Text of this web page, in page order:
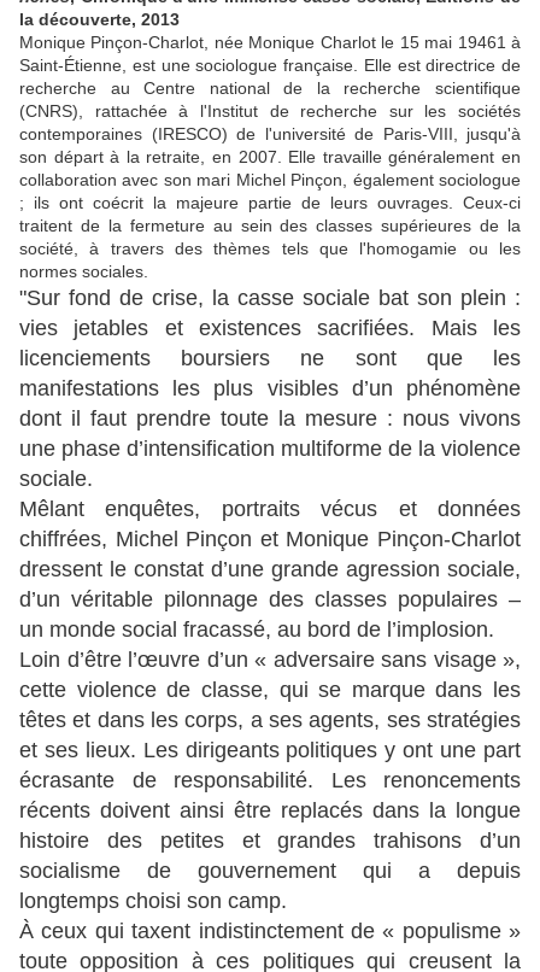
la découverte, 2013
Monique Pinçon-Charlot, née Monique Charlot le 15 mai 19461 à
Saint-Étienne, est une sociologue française. Elle est directrice de
recherche au Centre national de la recherche scientifique
(CNRS), rattachée à l'Institut de recherche sur les sociétés
contemporaines (IRESCO) de l'université de Paris-VIII, jusqu'à
son départ à la retraite, en 2007. Elle travaille généralement en
collaboration avec son mari Michel Pinçon, également sociologue
; ils ont coécrit la majeure partie de leurs ouvrages. Ceux-ci
traitent de la fermeture au sein des classes supérieures de la
société, à travers des thèmes tels que l'homogamie ou les
normes sociales.
"Sur fond de crise, la casse sociale bat son plein :
vies jetables et existences sacrifiées. Mais les
licenciements boursiers ne sont que les
manifestations les plus visibles d’un phénomène
dont il faut prendre toute la mesure : nous vivons
une phase d’intensification multiforme de la violence
sociale.
Mêlant enquêtes, portraits vécus et données
chiffrées, Michel Pinçon et Monique Pinçon-Charlot
dressent le constat d’une grande agression sociale,
d’un véritable pilonnage des classes populaires –
un monde social fracassé, au bord de l’implosion.
Loin d’être l’œuvre d’un « adversaire sans visage »,
cette violence de classe, qui se marque dans les
têtes et dans les corps, a ses agents, ses stratégies
et ses lieux. Les dirigeants politiques y ont une part
écrasante de responsabilité. Les renoncements
récents doivent ainsi être replacés dans la longue
histoire des petites et grandes trahisons d’un
socialisme de gouvernement qui a depuis
longtemps choisi son camp.
À ceux qui taxent indistinctement de « populisme »
toute opposition à ces politiques qui creusent la